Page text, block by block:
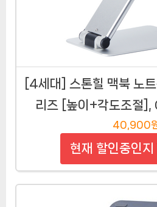
[4세대] 스톤힐 맥북 노
리즈 [높이+각도조절
40,900
현재 할인중인지